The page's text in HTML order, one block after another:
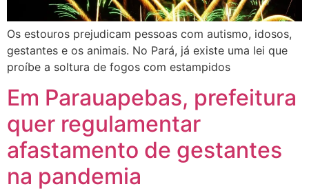
Os estouros prejudicam pessoas com autismo, idosos,
gestantes e os animais. No Pará, já existe uma lei que
proíbe a soltura de fogos com estampidos
Em Parauapebas, prefeitura
quer regulamentar
afastamento de gestantes
na pandemia